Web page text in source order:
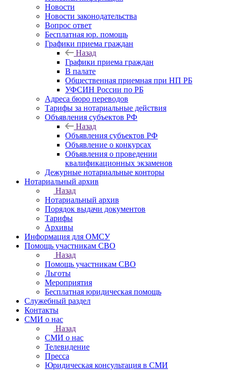
Новости
Новости законодательства
Вопрос ответ
Бесплатная юр. помощь
Графики приема граждан
Назад
Графики приема граждан
В палате
Общественная приемная при НП РБ
УФСИН России по РБ
Адреса бюро переводов
Тарифы за нотариальные действия
Объявления субъектов РФ
Назад
Объявления субъектов РФ
Объявление о конкурсах
Объявления о проведении
квалификационных экзаменов
Дежурные нотариальные конторы
Нотариальный архив
Назад
Нотариальный архив
Порядок выдачи документов
Тарифы
Архивы
Информация для ОМСУ
Помощь участникам СВО
Назад
Помощь участникам СВО
Льготы
Мероприятия
Бесплатная юридическая помощь
Служебный раздел
Контакты
СМИ о нас
Назад
СМИ о нас
Телевидение
Пресса
Юридическая консультация в СМИ